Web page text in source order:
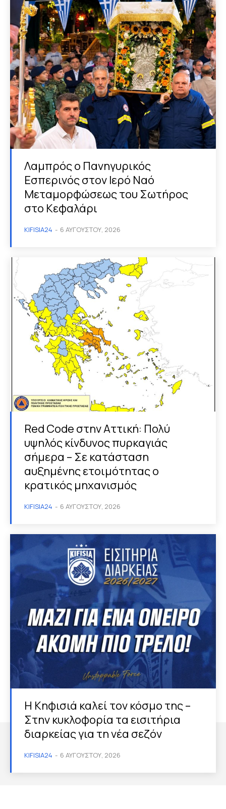
Λαμπρός ο Πανηγυρικός
Εσπερινός στον Ιερό Ναό
Μεταμορφώσεως του Σωτήρος
στο Κεφαλάρι
KIFISIA24 - 6 ΑΥΓΟΎΣΤΟΥ, 2026
Red Code στην Αττική: Πολύ
υψηλός κίνδυνος πυρκαγιάς
σήμερα – Σε κατάσταση
αυξημένης ετοιμότητας ο
κρατικός μηχανισμός
KIFISIA24 - 6 ΑΥΓΟΎΣΤΟΥ, 2026
Η Κηφισιά καλεί τον κόσμο της –
Στην κυκλοφορία τα εισιτήρια
διαρκείας για τη νέα σεζόν
KIFISIA24 - 6 ΑΥΓΟΎΣΤΟΥ, 2026